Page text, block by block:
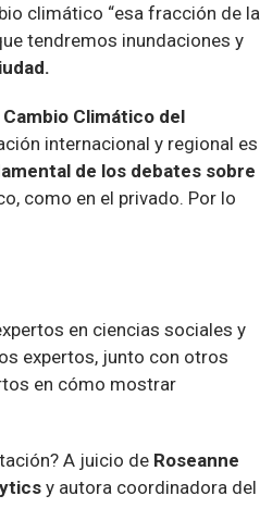
climático “esa fracción de la
tendremos inundaciones y
Climático del
internacional y regional es
de los debates sobre
como en el privado. Por lo
en ciencias sociales y
expertos, junto con otros
en cómo mostrar
A juicio de Roseanne
y autora coordinadora del